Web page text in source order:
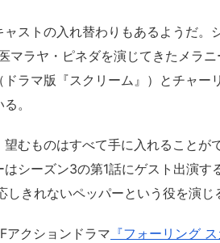
ャストの入れ替わりもあるようだ
マラヤ・ピネダを演じてきたメラ
ラマ版『スクリーム』）とチャー
。
むものはすべて手に入れることが
シーズン3の第1話にゲスト出演
しきれないペッパーという役を演じ
アクションドラマ 『フォーリング ス